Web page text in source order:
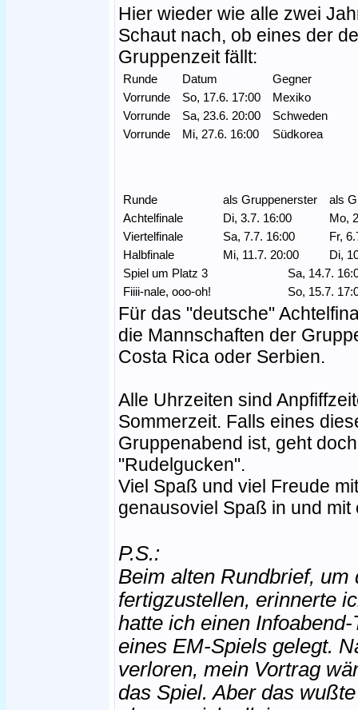
Hier wieder wie alle zwei
Schaut nach, ob eines der
Gruppenzeit fällt:
Runde Datum
Gegner
Vorrunde
So, 17.6. 17:00
Mexiko
Vorrunde
Sa, 23.6. 20:00
Schweden
Vorrunde
Mi, 27.6. 16:00 Südkorea
Runde als Gruppenerster
als
Achtelfinale
Di, 3.7. 16:00
Mo,
Viertelfinale
Sa, 7.7. 16:00
Fr,
Halbfinale
Mi, 11.7. 20:00
Di,
Spiel um Platz 3
Sa, 14.7.
Fiiii-nale, ooo-oh!
So, 15.7.
Für das "deutsche"
die Mannschaften der
Costa Rica oder Serbien.
Alle Uhrzeiten sind
Sommerzeit. Falls eines
Gruppenabend ist, geht
"Rudelgucken".
Viel Spaß und viel Freude
genausoviel Spaß in und mit
P.S.:
Beim alten Rundbrief,
fertigzustellen, erinnerte
hatte ich einen
eines EM-Spiels gelegt.
verloren, mein Vortrag
das Spiel. Aber das